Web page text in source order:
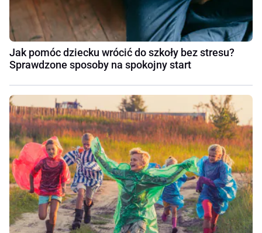
Jak pomóc dziecku wrócić do szkoły bez stresu?
Sprawdzone sposoby na spokojny start